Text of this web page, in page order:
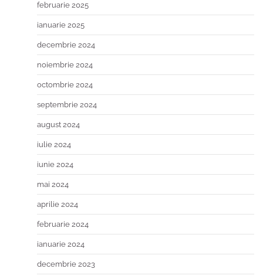
februarie 2025
ianuarie 2025
decembrie 2024
noiembrie 2024
octombrie 2024
septembrie 2024
august 2024
iulie 2024
iunie 2024
mai 2024
aprilie 2024
februarie 2024
ianuarie 2024
decembrie 2023